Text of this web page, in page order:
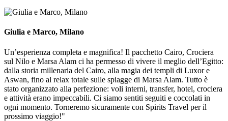
Giulia e Marco, Milano
Un’esperienza completa e magnifica! Il pacchetto Cairo, Crociera
sul Nilo e Marsa Alam ci ha permesso di vivere il meglio dell’Egitto:
dalla storia millenaria del Cairo, alla magia dei templi di Luxor e
Aswan, fino al relax totale sulle spiagge di Marsa Alam. Tutto è
stato organizzato alla perfezione: voli interni, transfer, hotel, crociera
e attività erano impeccabili. Ci siamo sentiti seguiti e coccolati in
ogni momento. Torneremo sicuramente con Spirits Travel per il
prossimo viaggio!"